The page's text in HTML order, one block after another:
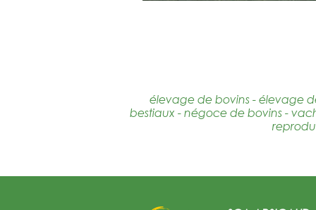
élevage de bovins - élevage
bestiaux - négoce de bovins -